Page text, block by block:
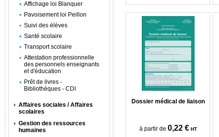
Dossier médical de liaison
à partir de 0,22 € HT
Affichage loi Blanquer
Pavoisement loi Peillon
Suivi des élèves
Santé scolaire
Transport scolaire
Attestation professionnelle
des personnels enseignants
et d'éducation
Prêt de livres -
Bibliothèques - CDI
Affaires sociales / Affaires
scolaires
Gestion des ressources
humaines